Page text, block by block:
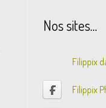
Nos sites...
Filippix
Filippix